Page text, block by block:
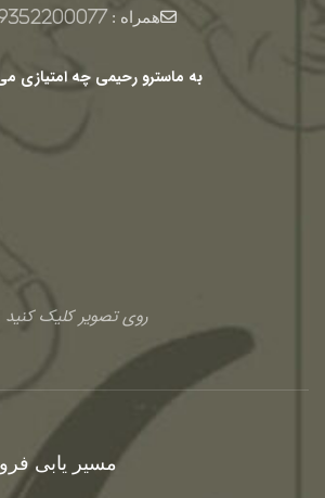
همراه :
به ماسترو رحیمی چه امتیازی
روی تصویر کلیک کنید
مسیر یابی